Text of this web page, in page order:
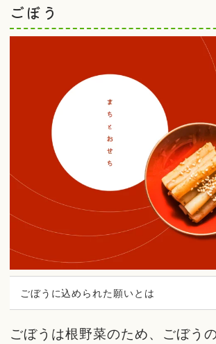
ごぼう
ごぼうに込められた願いとは
ごぼうは根野菜のため、ごぼう